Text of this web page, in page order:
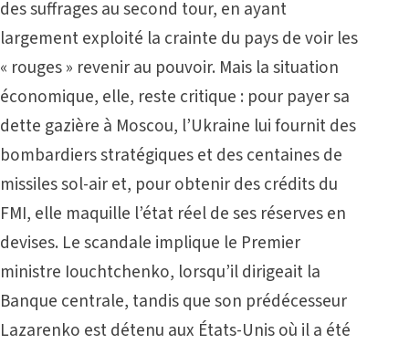
des suffrages au second tour, en ayant
largement exploité la crainte du pays de voir les
« rouges » revenir au pouvoir. Mais la situation
économique, elle, reste critique : pour payer sa
dette gazière à Moscou, l’Ukraine lui fournit des
bombardiers stratégiques et des centaines de
missiles sol-air et, pour obtenir des crédits du
FMI, elle maquille l’état réel de ses réserves en
devises. Le scandale implique le Premier
ministre Iouchtchenko, lorsqu’il dirigeait la
Banque centrale, tandis que son prédécesseur
Lazarenko est détenu aux États-Unis où il a été